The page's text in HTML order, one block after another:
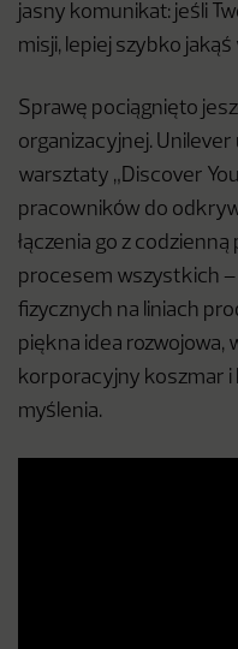
jasny komunikat: jeśli
misji, lepiej szybko jakąś
Sprawę pociągnięto
organizacyjnej.
warsztaty „Discover
pracowników do
łączenia go z
procesem wszystkich
fizycznych na liniach
piękna idea rozwojowa,
korporacyjny koszmar
myślenia.